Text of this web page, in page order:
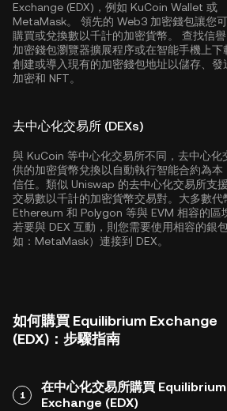
Exchange (EDX)，例如 KuCoin Wallet 或
MetaMask。 領先的 Web3 加密錢包讓您
購買或兌換數以千計的加密貨幣。 查找信
加密錢包瀏覽器擴展程序或在智能手機上下
創建或導入現有的加密錢包地址以儲存、發
加密和 NFT。
去中心化交易所 (DEXs)
與 KuCoin 等中心化交易所不同，去中心化
供的加密貨幣兌換以自動執行智能合約為本
信任。類似 Uniswap 的去中心化交易所支
交易數以千計的加密貨幣交易對。大多數代
Ethereum 和 Polygon 等與 EVM 相容的區
若要與 DEX 互動，則您需要使用相容的銀
如：MetaMask）連接到 DEX。
如何購買 Equilibrium Exchange
(EDX)：步驟指南
1
在中心化交易所購買 Equilibrium
Exchange (EDX)